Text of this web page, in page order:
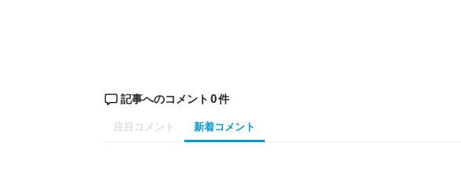
記事へのコメント 0件
注目コメント 新着コメント